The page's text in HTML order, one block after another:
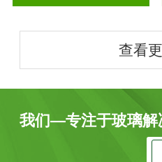
查看
我们—专注于玻璃解